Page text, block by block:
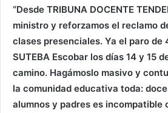
“Desde TRIBUNA DOCENTE
ministro y reforzamos el reclamo
clases presenciales. Ya el paro de
SUTEBA Escobar los días 14 y 15
camino. Hagámoslo masivo y
la comunidad educativa toda:
alumnos y padres es incompatible